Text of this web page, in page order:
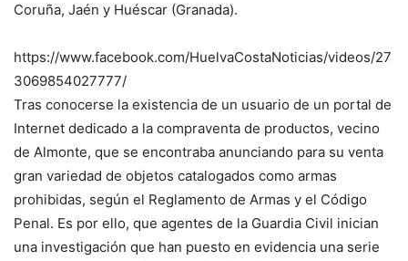
Coruña, Jaén y Huéscar (Granada).
https://www.facebook.com/HuelvaCostaNoticias/videos/27
3069854027777/
Tras conocerse la existencia de un usuario de un portal de
Internet dedicado a la compraventa de productos, vecino
de Almonte, que se encontraba anunciando para su venta
gran variedad de objetos catalogados como armas
prohibidas, según el Reglamento de Armas y el Código
Penal. Es por ello, que agentes de la Guardia Civil inician
una investigación que han puesto en evidencia una serie